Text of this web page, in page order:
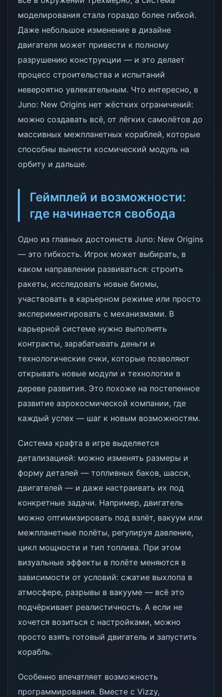
моделирования стала гораздо более гибкой.
Даже небольшое изменение в дизайне
двигателя может привести к полному
разрушению конструкции — и это делает
процесс строительства и испытаний
невероятно увлекательным. Что интересно, в
Juno: New Origins нет жёстких ограничений:
можно создавать всё, от лёгких самолётов до
массивных межпланетных кораблей, которые
способны вынести космический модуль на
орбиту и дальше.
Геймплей и возможности:
где начинается свобода
Одно из главных достоинств Juno: New Origins
— это гибкость. Игрок может выбирать, в
каком направлении развиваться: строить
ракеты, исследовать новые биомы,
участвовать в карьерном режиме или просто
экспериментировать с механизмами. В
карьерной системе нужно выполнять
контракты, зарабатывать деньги и
технологические очки, которые позволяют
открывать новые модули и технологии в
дереве развития. Это похоже на постепенное
развитие аэрокосмической компании, где
каждый успех — шаг к новым возможностям.
Система крафта в игре выделяется
детализацией: можно изменять размеры и
форму деталей — топливных баков, шасси,
двигателей — и даже настраивать их под
конкретные задачи. Например, двигатель
можно оптимизировать под взлёт, вакуум или
межпланетные полёты, регулируя давление,
цикл мощности и тип топлива. При этом
визуальные эффекты в полёте меняются в
зависимости от условий: сжатие выхлопа в
атмосфере, разрывы в вакууме — всё это
подчёркивает реалистичность. А если не
хочется возиться с настройками, можно
просто взять готовый двигатель и запустить
корабль.
Особенно впечатляет возможность
программирования. Вместе с Vizzy,